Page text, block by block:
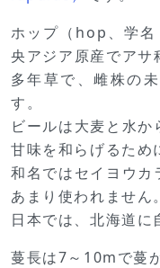
ホップ（hop、学
央アジア原産でアサ
多年草で、雌株の
す。
ビールは大麦と水
甘味を和らげるため
和名ではセイヨウカ
あまり使われません
日本では、北海道に
蔓長は7～10mで蔓